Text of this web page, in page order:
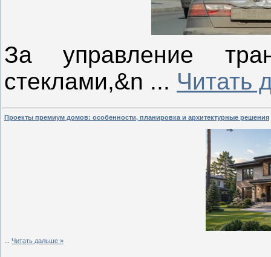
За управление
стеклами,&n ... Читать
Проекты премиум домов: особенности, планировка и архитектурные решения
Читать дальше »